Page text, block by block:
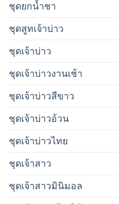
ชุดยกน้ำชา
ชุดสูทเจ้าบ่าว
ชุดเจ้าบ่าว
ชุดเจ้าบ่าวงานเช้า
ชุดเจ้าบ่าวสีขาว
ชุดเจ้าบ่าวอ้วน
ชุดเจ้าบ่าวไทย
ชุดเจ้าสาว
ชุดเจ้าสาวมินิมอล